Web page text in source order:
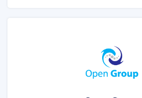
расположен в г. Усть-
работаем с заказчиками
клиентов студии —
компании,
промышленные
из Нур-Султана, Атырау,
городов. С каждым городом